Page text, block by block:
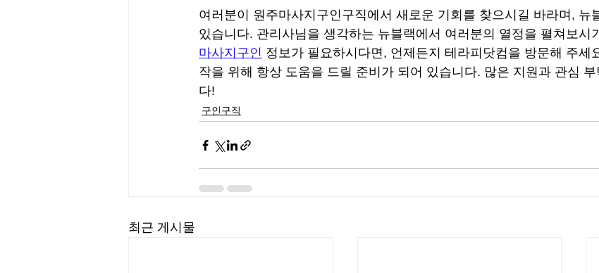
여러분이 원주마사지구인구직에서 새로운 기회를 찾으시길 바라며, 뉴
있습니다. 관리사님을 생각하는 뉴블랙에서 여러분의 열정을 펼쳐보시
마사지구인 정보가 필요하시다면, 언제든지 테라피닷컴을 방문해 주세
작을 위해 항상 도움을 드릴 준비가 되어 있습니다. 많은 지원과 관심 부
다!
구인구직
최근 게시물